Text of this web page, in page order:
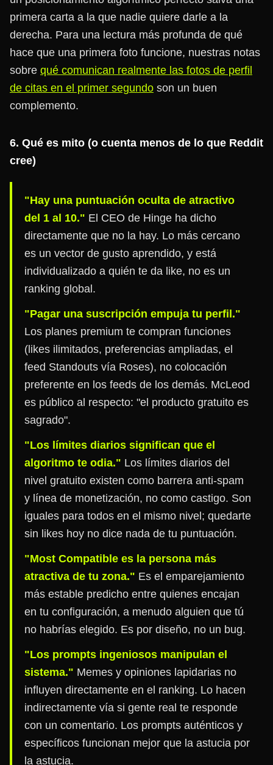
primera carta a la que nadie quiere darle a la
derecha. Para una lectura más profunda de qué
hace que una primera foto funcione, nuestras notas
sobre qué comunican realmente las fotos de perfil
de citas en el primer segundo son un buen
complemento.
6. Qué es mito (o cuenta menos de lo que Reddit
cree)
"Hay una puntuación oculta de atractivo
del 1 al 10." El CEO de Hinge ha dicho
directamente que no la hay. Lo más cercano
es un vector de gusto aprendido, y está
individualizado a quién te da like, no es un
ranking global.
"Pagar una suscripción empuja tu perfil."
Los planes premium te compran funciones
(likes ilimitados, preferencias ampliadas, el
feed Standouts vía Roses), no colocación
preferente en los feeds de los demás. McLeod
es público al respecto: "el producto gratuito es
sagrado".
"Los límites diarios significan que el
algoritmo te odia." Los límites diarios del
nivel gratuito existen como barrera anti-spam
y línea de monetización, no como castigo. Son
iguales para todos en el mismo nivel; quedarte
sin likes hoy no dice nada de tu puntuación.
"Most Compatible es la persona más
atractiva de tu zona." Es el emparejamiento
más estable predicho entre quienes encajan
en tu configuración, a menudo alguien que tú
no habrías elegido. Es por diseño, no un bug.
"Los prompts ingeniosos manipulan el
sistema." Memes y opiniones lapidarias no
influyen directamente en el ranking. Lo hacen
indirectamente vía si gente real te responde
con un comentario. Los prompts auténticos y
específicos funcionan mejor que la astucia por
la astucia.